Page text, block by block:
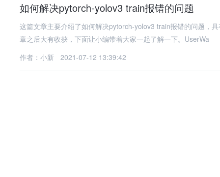
如何解决pytorch-yolov3 train报错的问题
这篇文章主要介绍了如何解决pytorch-yolov3 train报错的问题，
章之后大有收获，下面让小编带着大家一起了解一下。UserWa
作者：小新
2021-07-12 13:39:42